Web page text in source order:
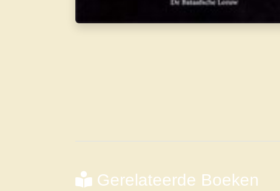
Gerelateerde Boeken